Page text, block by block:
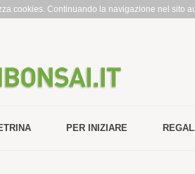
cookies. Continuando la navigazione nel sito
PER INIZIARE